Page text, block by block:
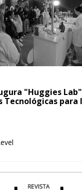
"Huggies
Tecnológicas para